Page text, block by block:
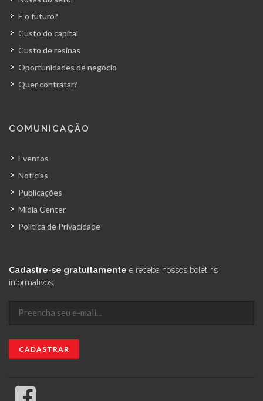
E o futuro?
Custo do capital
Custo de resinas
Oportunidades de negócio
Quer contratar?
COMUNICAÇÃO
Eventos
Notícias
Publicações
Mídia Center
Política de Privacidade
Cadastre-se gratuitamente e receba nossos boletins
informativos: